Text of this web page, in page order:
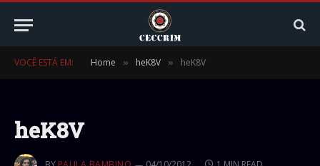
VOCÊ ESTÁ EM: Home » heK8V » heK8V
heK8V